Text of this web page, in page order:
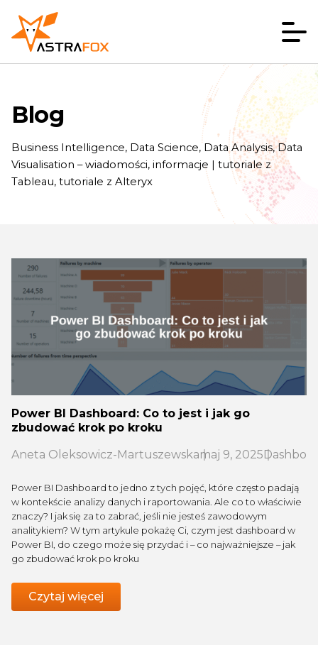
Blog
Business Intelligence, Data Science, Data Analysis, Data
Visualisation – wiadomości, informacje | tutoriale z
Tableau, tutoriale z Alteryx
Power BI Dashboard: Co to jest i jak go
zbudować krok po kroku
Aneta Oleksowicz-Martuszewskamaj 9, 2025
Power BI Dashboard to jedno z tych pojęć, które często padają
w kontekście analizy danych i raportowania. Ale co to właściwie
znaczy? I jak się za to zabrać, jeśli nie jesteś zawodowym
analitykiem? W tym artykule pokażę Ci, czym jest dashboard w
Power BI, do czego może się przydać i – co najważniejsze – jak
go zbudować krok po kroku
Czytaj więcej